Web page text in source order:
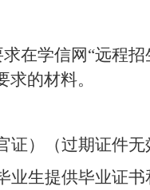
在学信网“远程
的材料。
）（过期证件无
生提供毕业证